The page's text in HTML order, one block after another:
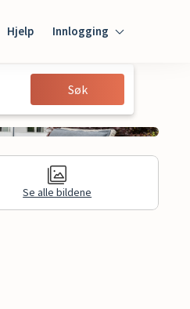
Hjelp Innlogging
Innlogging
Gjest
Søk
Se alle bildene